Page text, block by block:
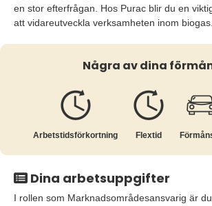
en stor efterfrågan. Hos Purac blir du en
att vidareutveckla verksamheten inom biogas.
Några av dina
Arbetstids­förkortning Flextid
Dina arbetsuppgifter
I rollen som Marknadsområdesansvarig är